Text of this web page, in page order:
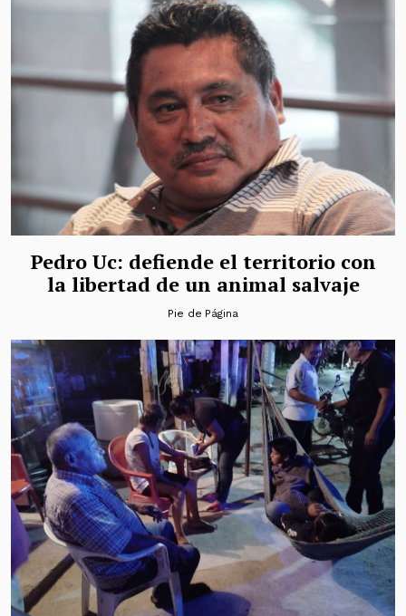
Pedro Uc: defiende el territorio con
la libertad de un animal salvaje
Pie de Página